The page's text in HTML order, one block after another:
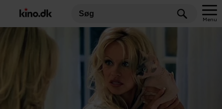
Menu